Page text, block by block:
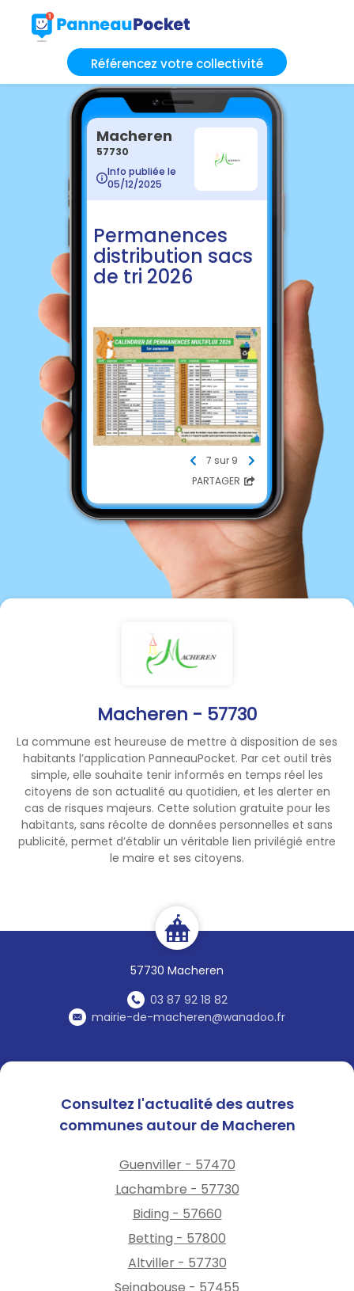
Référencez votre collectivité
Macheren - 57730
La commune est heureuse de mettre à disposition de ses
habitants l’application PanneauPocket. Par cet outil très
simple, elle souhaite tenir informés en temps réel les
citoyens de son actualité au quotidien, et les alerter en
cas de risques majeurs. Cette solution gratuite pour les
habitants, sans récolte de données personnelles et sans
publicité, permet d’établir un véritable lien privilégié entre
le maire et ses citoyens.
57730 Macheren
03 87 92 18 82
mairie-de-macheren@wanadoo.fr
Macheren
57730
Info publiée le
05/12/2025
Permanences
distribution sacs
de tri 2026
7 sur 9
PARTAGER
Consultez l'actualité des autres
communes autour de Macheren
Guenviller - 57470
Lachambre - 57730
Biding - 57660
Betting - 57800
Altviller - 57730
Seingbouse - 57455